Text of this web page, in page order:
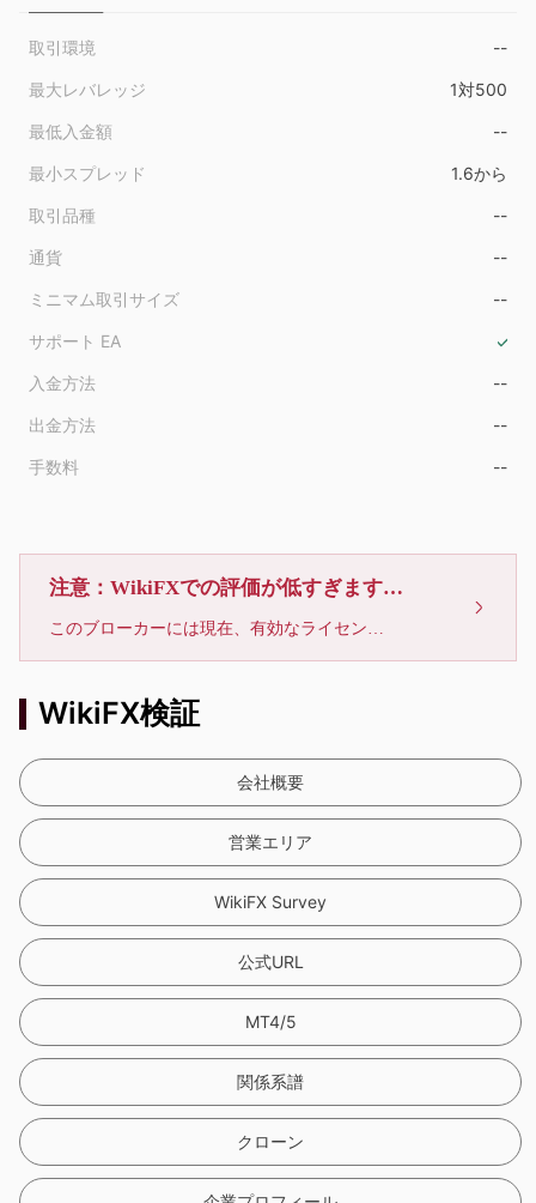
取引環境 --
最大レバレッジ 1対500
最低入金額 --
最小スプレッド 1.6から
取引品種 --
通貨 --
ミニマム取引サイズ --
サポート EA
入金方法 --
出金方法 --
手数料 --
注意：WikiFXでの評価が低すぎます、利用しないでください
このブローカーには現在、有効なライセンスが確認されていません。リスクにご注意下さい！
WikiFX検証
会社概要
営業エリア
WikiFX Survey
公式URL
MT4/5
関係系譜
クローン